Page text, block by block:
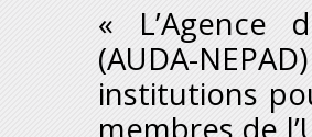
« L’Agence
(AUDA-
institutions